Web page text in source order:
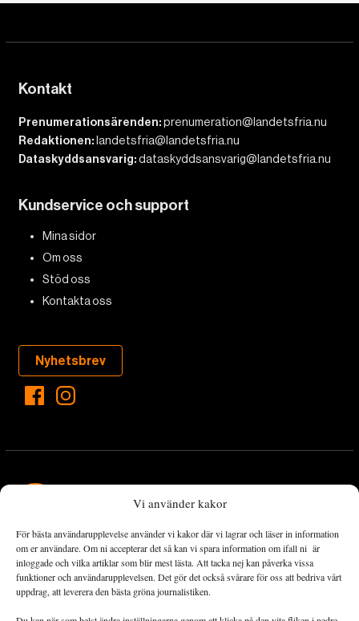
Vi använder kakor
För bästa användarupplevelse använder vi kakor där vi lagrar och läser in information
om er användare. Om ni accepterar det så kan vi spara information om ifall ni är
inloggade och vilka artiklar som blir mest lästa. Att tacka nej kan påverka vissa
funktioner och användarupplevelsen. Det gör det också svårare för oss att bedriva vårt
uppdrag, att leverera den bästa gröna journalistiken.
Kontakt
Prenumerationsärenden:prenumeration@landetsfria.nu
Redaktionen: landetsfria@landetsfria.nu
Dataskyddsansvarig:dataskyddsansvarig@landetsfria.nu
Kundservice och support
Mina sidor
Om oss
Stöd oss
Kontakta oss
Nyhetsbrev
Landets Fria Tidning är en nyhetstidning med bred bevakning av
det viktigaste som händer lokalt och globalt och med fokus på
omställningsrörelsen. En omställning till ett hållbart samhälle går
både via starka och lika rättigheter för alla människor, minskade
ekonomiska och sociala klyftor, samt utrymme för allt levande att